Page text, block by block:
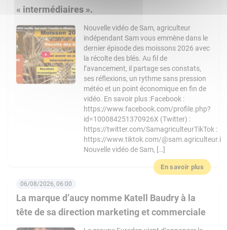
« intermédiaires ».
Nouvelle vidéo de Sam, agriculteur
indépendant Sam vous emmène dans le
dernier épisode des moissons 2026 avec
la récolte des blés. Au fil de
l’avancement, il partage ses constats,
ses réflexions, un rythme sans pression
météo et un point économique en fin de
vidéo. En savoir plus :Facebook :
https://www.facebook.com/profile.php?
id=100084251370926X (Twitter) :
https://twitter.com/SamagriculteurTikTok :
https://www.tiktok.com/@sam.agriculteur.i
Nouvelle vidéo de Sam, […]
En savoir plus
La marque d’aucy nomme Katell Baudry à la
tête de sa direction marketing et commerciale
06/08/2026, 06:00